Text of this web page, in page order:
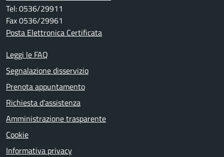
Tel: 0536/29911
Fax 0536/29961
Posta Elettronica Certificata
Leggi le FAQ
Segnalazione disservizio
Prenota appuntamento
Richiesta d'assistenza
Amministrazione trasparente
Cookie
Informativa privacy